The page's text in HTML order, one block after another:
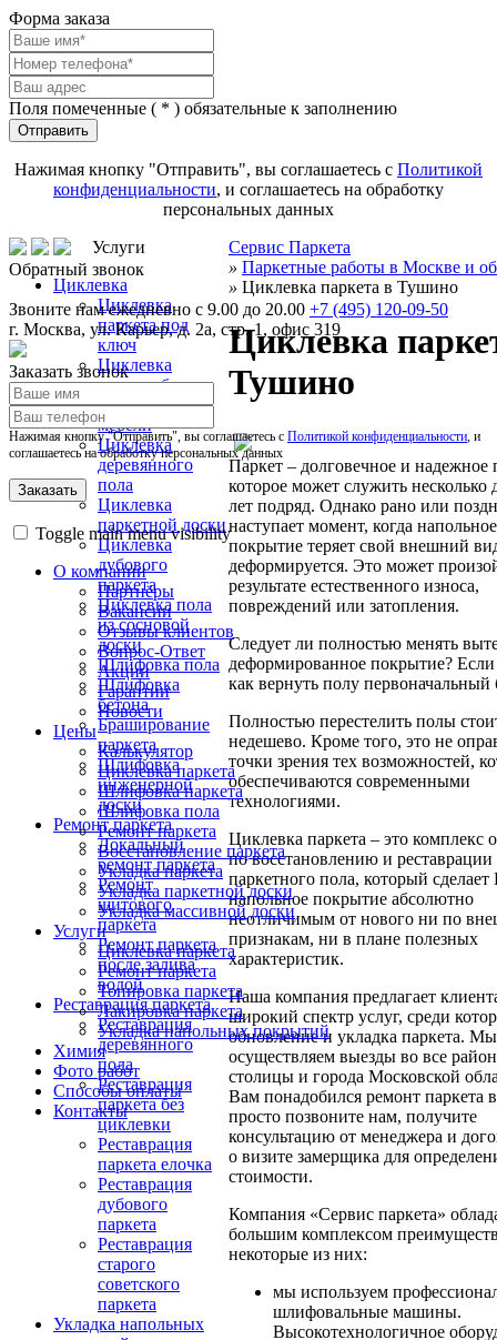
Форма заказа
Поля помеченные ( * ) обязательные к заполнению
Отправить
Нажимая кнопку "Отправить", вы соглашаетесь с Политикой
конфиденциальности, и соглашаетесь на обработку
персональных данных
Обратный звонок
Звоните нам ежедневно с 9.00 до 20.00 +7 (495) 120-09-50
г. Москва, ул. Карьер, д. 2а, стр. 1, офис 319
Заказать звонок
Нажимая кнопку "Отправить", вы соглашаетесь с Политикой конфиденциальности, и
соглашаетесь на обработку персональных данных
Toggle main menu visibility
О компании
Партнёры
Вакансии
Отзывы клиентов
Вопрос-Ответ
Акции
Гарантии
Новости
Цены
Калькулятор
Циклевка паркета
Шлифовка паркета
Шлифовка пола
Ремонт паркета
Восстановление паркета
Укладка паркета
Укладка паркетной доски
Укладка массивной доски
Услуги
Циклевка паркета
Ремонт паркета
Тонировка паркета
Лакировка паркета
Укладка напольных покрытий
Химия
Фото работ
Способы оплаты
Контакты
Услуги
Циклевка
Циклевка
паркета под
ключ
Циклевка
паркета без
пыли и выноса
мебели
Циклевка
деревянного
пола
Циклевка
паркетной доски
Циклевка
дубового
паркета
Циклевка пола
из сосновой
доски
Шлифовка пола
Шлифовка
бетона
Браширование
паркета
Шлифовка
инженерной
доски
Ремонт паркета
Локальный
ремонт паркета
Ремонт
щитового
паркета
Ремонт паркета
после залива
водой
Реставрация паркета
Реставрация
деревянного
пола
Реставрация
паркета без
циклевки
Реставрация
паркета елочка
Реставрация
дубового
паркета
Реставрация
старого
советского
паркета
Укладка напольных
Сервис Паркета
» Паркетные работы в Москве и
» Циклевка паркета в Тушино
Циклевка
Тушино
Паркет – долговечное и надежное
которое может служить несколько
лет подряд. Однако рано или
наступает момент, когда напольное
покрытие теряет свой внешний
деформируется. Это может
результате естественного износа,
повреждений или затопления.
Следует ли полностью менять
деформированное покрытие? Если
как вернуть полу первоначальный
Полностью перестелить полы
недешево. Кроме того, это не
точки зрения тех возможностей,
обеспечиваются современными
технологиями.
Циклевка паркета – это комплекс
по восстановлению и реставрации
паркетного пола, который
напольное покрытие абсолютно
неотличимым от нового ни по
признакам, ни в плане полезных
характеристик.
Наша компания предлагает
широкий спектр услуг, среди
обновление и укладка паркета. Мы
осуществляем выезды во все
столицы и города Московской
Вам понадобился ремонт паркета
просто позвоните нам, получите
консультацию от менеджера и
о визите замерщика для
стоимости.
Компания «Сервис паркета»
большим комплексом
некоторые из них:
мы используем
шлифовальные машины.
Высокотехнологичное